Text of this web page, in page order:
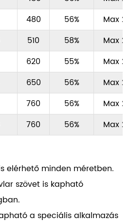
480 56%
Max
510 58%
Max
620 55%
Max
650 56%
Max
760 56%
Max
760 56% Max
elérhető minden méretben.
szövet is kapható
a speciális alkalmazás